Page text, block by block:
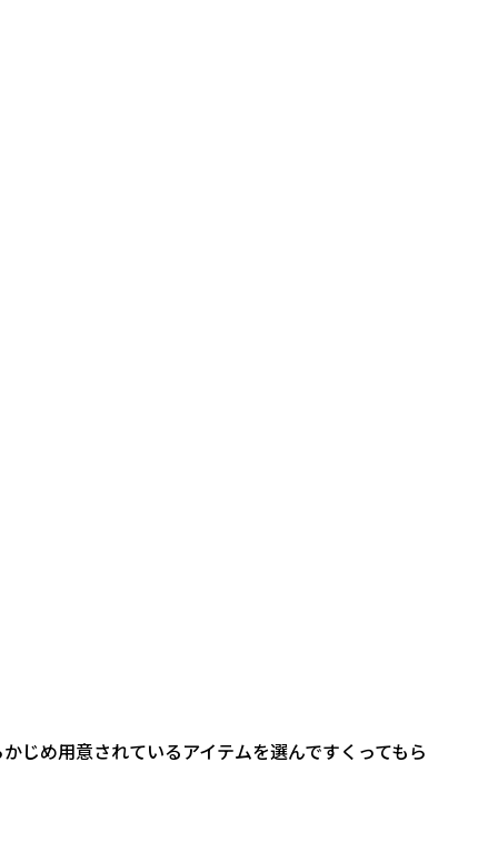
じめ用意されているアイテムを選んですくってもら